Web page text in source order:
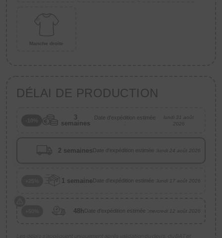
Manche droite
DÉLAI DE PRODUCTION
3
semaines
Date d'expédition estimée
:
lundi 31 août
2026
2 semaines Date d'expédition estimée :lundi 24 août 2026
1 semaine Date d'expédition estimée :lundi 17 août 2026
48h Date d'expédition estimée :mercredi 12 août 2026